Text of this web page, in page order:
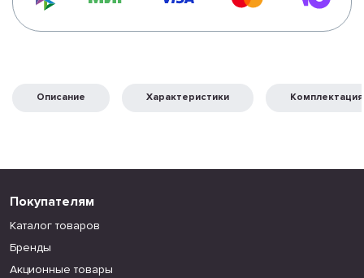
Описание Характеристики Комплектация
Покупателям
Каталог товаров
Бренды
Акционные товары